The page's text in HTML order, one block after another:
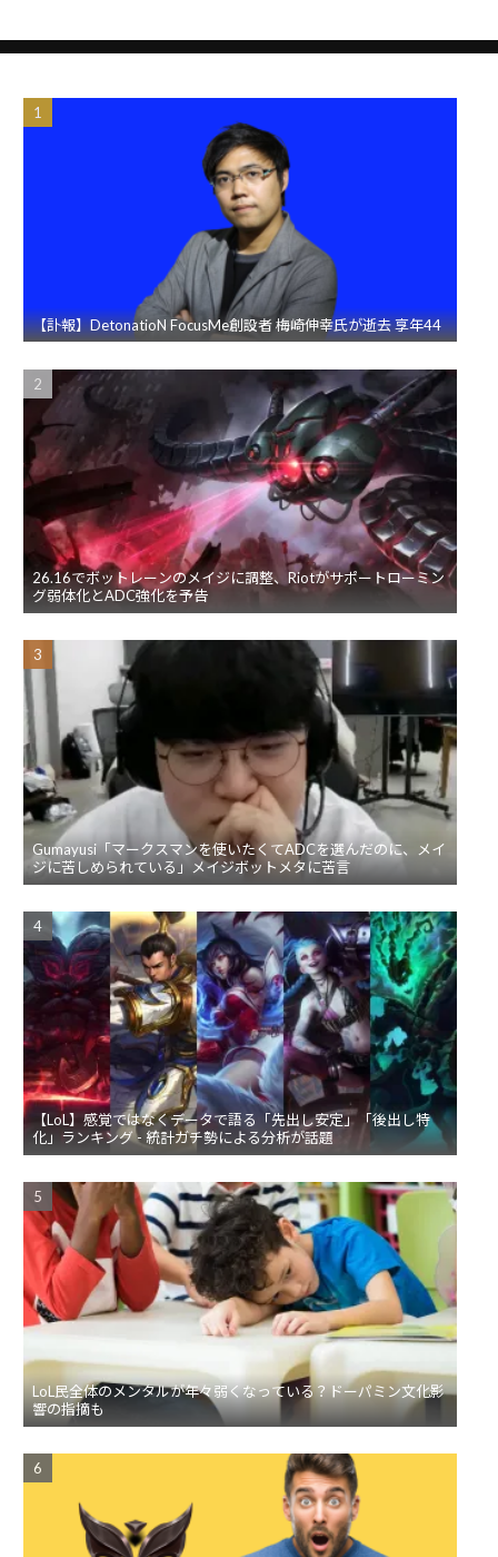
【訃報】DetonatioN FocusMe創設者 梅崎伸幸氏が逝去 享年44
26.16でボットレーンのメイジに調整、Riotがサポートローミン
グ弱体化とADC強化を予告
Gumayusi「マークスマンを使いたくてADCを選んだのに、メイ
ジに苦しめられている」メイジボットメタに苦言
【LoL】感覚ではなくデータで語る「先出し安定」「後出し特
化」ランキング - 統計ガチ勢による分析が話題
LoL民全体のメンタルが年々弱くなっている？ドーパミン文化影
響の指摘も